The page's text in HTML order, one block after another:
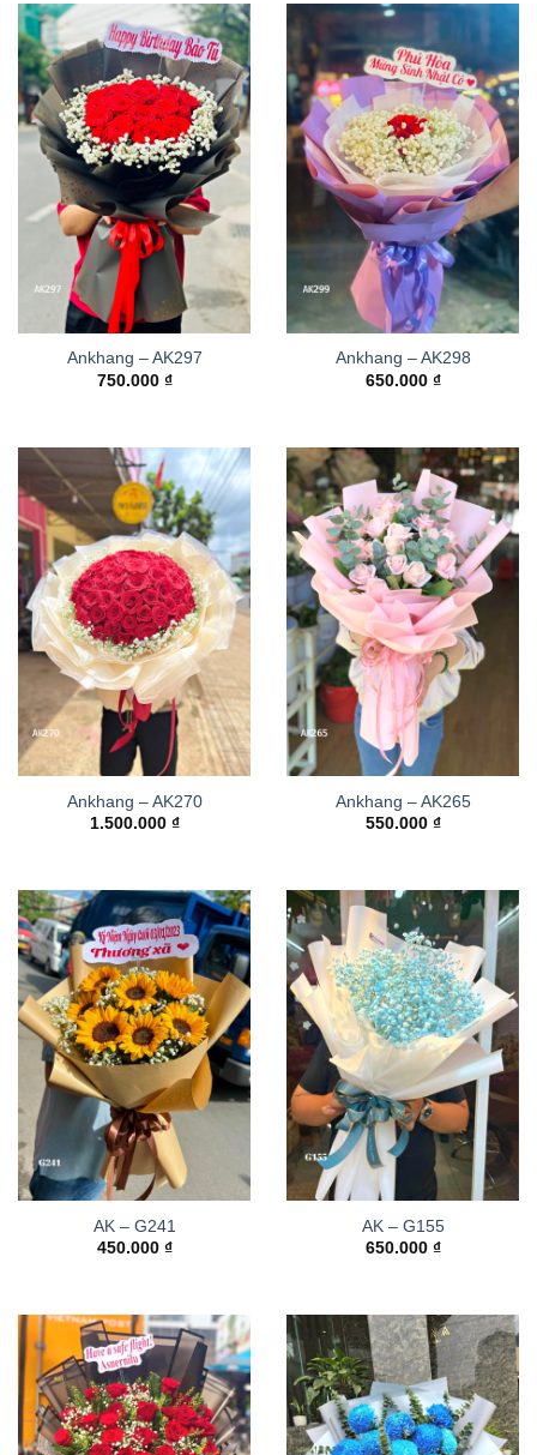
Ankhang – AK297
750.000 ₫
Ankhang – AK298
650.000 ₫
Ankhang – AK270
1.500.000 ₫
Ankhang – AK265
550.000 ₫
AK – G241
450.000 ₫
AK – G155
650.000 ₫